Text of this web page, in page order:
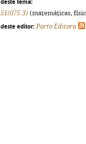
51(075.3) (matemáticas,
deste editor: Porto Editora